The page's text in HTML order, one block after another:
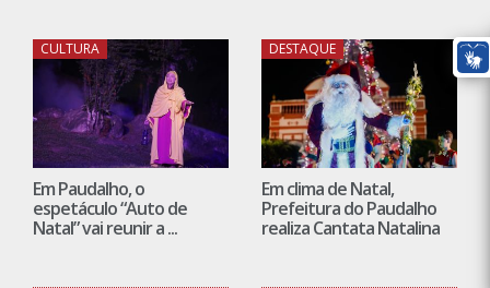
CULTURA
Em Paudalho, o
espetáculo “Auto de
Natal” vai reunir a ...
DESTAQUE
Em clima de Natal,
Prefeitura do Paudalho
realiza Cantata Natalina